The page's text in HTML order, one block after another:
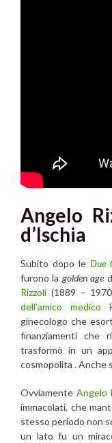
Angelo
d’Ischia
Subito dopo le Due
furono la golden age
Rizzoli (1889 –
dell’amico medico
ginecologo che
finanziamenti che
trasformò in un
cosmopolita . Anche
Ovviamente Angelo
immacolati, che
stesso periodo non
un lato fu un